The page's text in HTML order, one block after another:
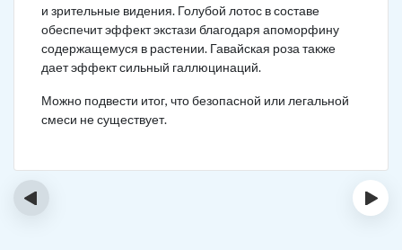
и зрительные видения. Голубой лотос в составе
обеспечит эффект экстази благодаря апоморфину
содержащемуся в растении. Гавайская роза также
дает эффект сильный галлюцинаций.
Можно подвести итог, что безопасной или легальной
смеси не существует.
‹ ›